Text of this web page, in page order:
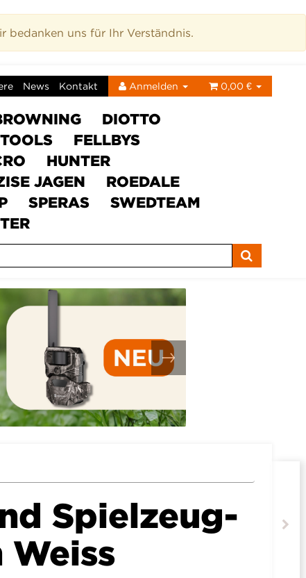
bedanken uns für Ihr Verständnis.
News Kontakt Anmelden 0,00 €
DIOTTO
FELLBYS
HUNTER
JAGEN
ROEDALE
SPERAS
SWEDTEAM
Spielzeug-
Weiss